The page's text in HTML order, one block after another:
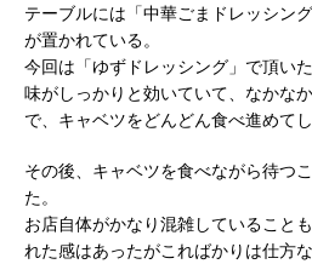
テーブルには「中華ごまドレッシン
が置かれている。
今回は「ゆずドレッシング」で頂い
味がしっかりと効いていて、なかな
で、キャベツをどんどん食べ進めて
その後、キャベツを食べながら待つ
た。
お店自体がかなり混雑していること
れた感はあったがこればかりは仕方な